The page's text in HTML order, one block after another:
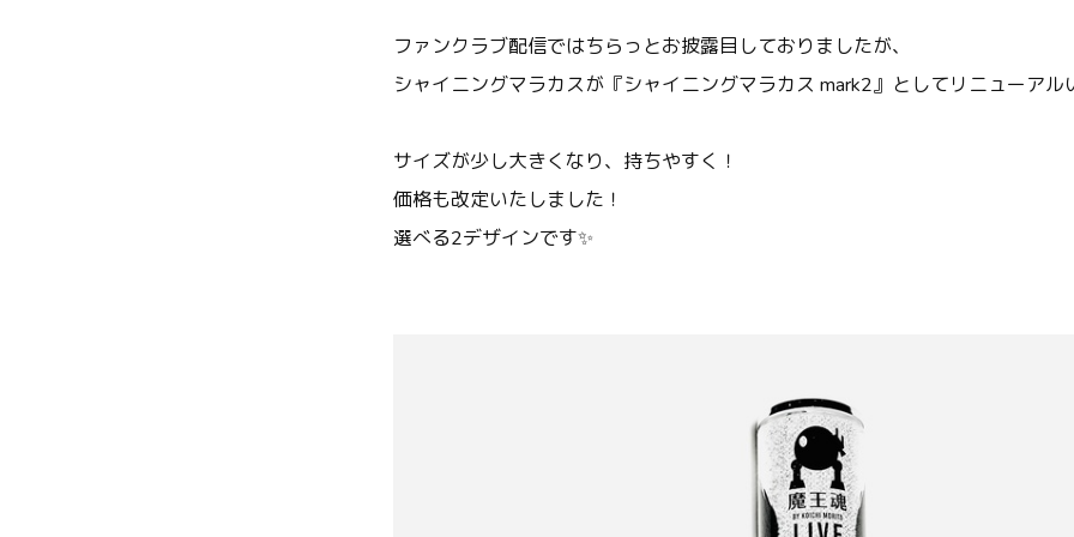
ファンクラブ配信ではちらっとお披露目しておりましたが、
シャイニングマラカスが『シャイニングマラカス mark2』としてリニューアル
サイズが少し大きくなり、持ちやすく！
価格も改定いたしました！
選べる2デザインです✨